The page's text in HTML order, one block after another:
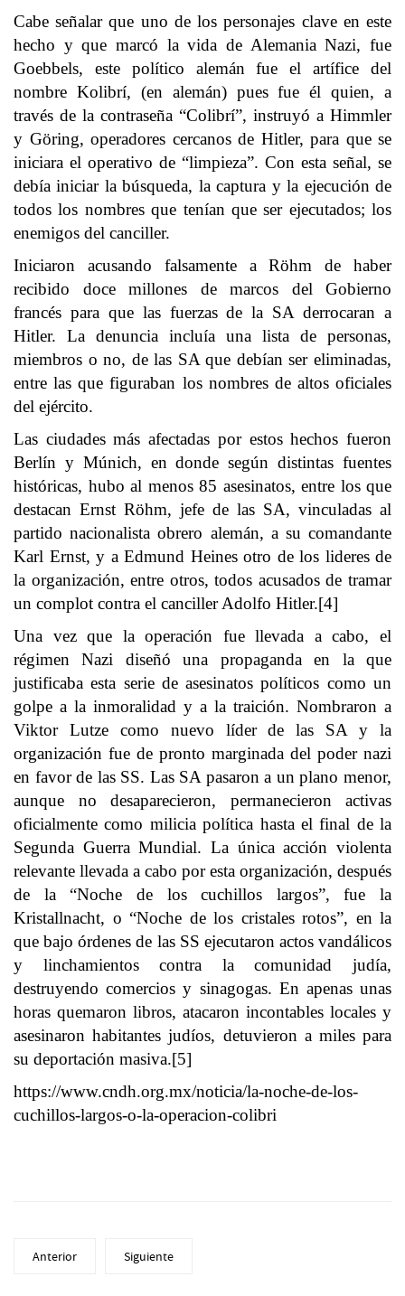
Cabe señalar que uno de los personajes clave en este
hecho y que marcó la vida de Alemania Nazi, fue
Goebbels, este político alemán fue el artífice del
nombre Kolibrí, (en alemán) pues fue él quien, a
través de la contraseña “Colibrí”, instruyó a Himmler
y Göring, operadores cercanos de Hitler, para que se
iniciara el operativo de “limpieza”. Con esta señal, se
debía iniciar la búsqueda, la captura y la ejecución de
todos los nombres que tenían que ser ejecutados; los
enemigos del canciller.
Iniciaron acusando falsamente a Röhm de haber
recibido doce millones de marcos del Gobierno
francés para que las fuerzas de la SA derrocaran a
Hitler. La denuncia incluía una lista de personas,
miembros o no, de las SA que debían ser eliminadas,
entre las que figuraban los nombres de altos oficiales
del ejército.
Las ciudades más afectadas por estos hechos fueron
Berlín y Múnich, en donde según distintas fuentes
históricas, hubo al menos 85 asesinatos, entre los que
destacan Ernst Röhm, jefe de las SA, vinculadas al
partido nacionalista obrero alemán, a su comandante
Karl Ernst, y a Edmund Heines otro de los lideres de
la organización, entre otros, todos acusados de tramar
un complot contra el canciller Adolfo Hitler.[4]
Una vez que la operación fue llevada a cabo, el
régimen Nazi diseñó una propaganda en la que
justificaba esta serie de asesinatos políticos como un
golpe a la inmoralidad y a la traición. Nombraron a
Viktor Lutze como nuevo líder de las SA y la
organización fue de pronto marginada del poder nazi
en favor de las SS. Las SA pasaron a un plano menor,
aunque no desaparecieron, permanecieron activas
oficialmente como milicia política hasta el final de la
Segunda Guerra Mundial. La única acción violenta
relevante llevada a cabo por esta organización, después
de la “Noche de los cuchillos largos”, fue la
Kristallnacht, o “Noche de los cristales rotos”, en la
que bajo órdenes de las SS ejecutaron actos vandálicos
y linchamientos contra la comunidad judía,
destruyendo comercios y sinagogas. En apenas unas
horas quemaron libros, atacaron incontables locales y
asesinaron habitantes judíos, detuvieron a miles para
su deportación masiva.[5]
https://www.cndh.org.mx/noticia/la-noche-de-los-
cuchillos-largos-o-la-operacion-colibri
Anterior Siguiente